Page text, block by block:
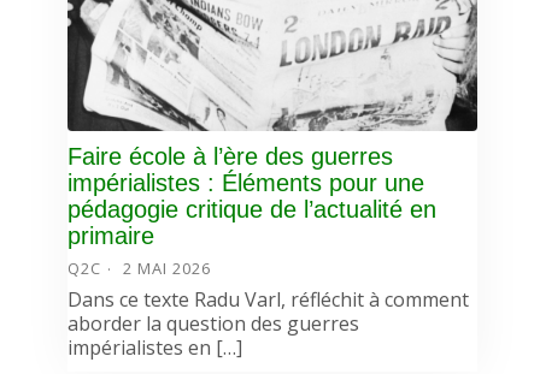
Faire école à l’ère des guerres
impérialistes : Éléments pour une
pédagogie critique de l’actualité en
primaire
Q2C 2 MAI 2026
Dans ce texte Radu Varl, réfléchit à comment
aborder la question des guerres
impérialistes en […]